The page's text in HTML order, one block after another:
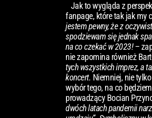
Jak to wygląda z
fanpage, które tak jak my
jestem pewny, że z
spodziewam się jednak
na co czekać w 2023!–
nie zapomina również
tych wszystkich imprez, a
koncert. Niemniej, nie
wybór tego, na co
prowadzący Bocian
dwóch latach pandemii